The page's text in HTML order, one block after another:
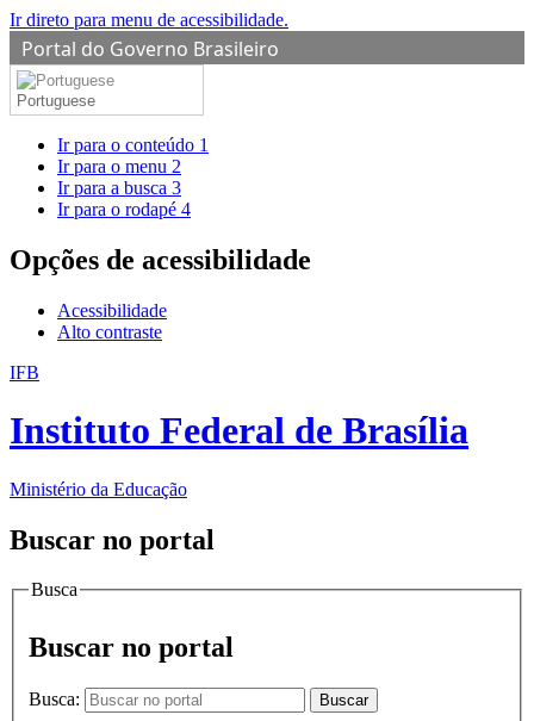
Ir direto para menu de acessibilidade.
Portal do Governo Brasileiro
Portuguese
Ir para o conteúdo 1
Ir para o menu 2
Ir para a busca 3
Ir para o rodapé 4
Opções de acessibilidade
Acessibilidade
Alto contraste
IFB
Instituto Federal de Brasília
Ministério da Educação
Buscar no portal
Busca
Buscar no portal
Busca: Buscar